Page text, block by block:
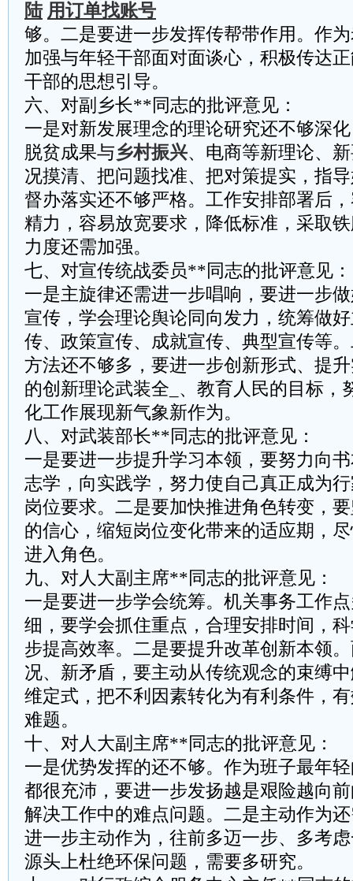
陆 用订单找账号
够。二是要进一步发挥传帮带作用。作
加强与年轻干部面对面谈心，积极传达
干部的思想引导。
六、对副乡长**同志的批评意见：
一是对新发展理念的理论研究还不够深
脱贫成果与乡村振兴、电商等新理论、
况摸清、把问题找准、把对策提实，指
督办落实还不够严格。工作安排部署后
精力，容易放宽要求，降低标准，采取
力度还需加强。
七、对宣传统战委员**同志的批评意见：
一是主旋律还需进一步唱响，要进一步
宣传，学会理论舆论同向发力，统筹做
传、政策宣传、成就宣传、典型宣传等
方法还不够多，要进一步创新形式、提
的创新理论武装全_、教育人民的目标，
化工作展现新气象新作为。
八、对武装部长**同志的批评意见：
一是要进一步提升学习本领，要努力向
志学，向实践学，努力使自己真正成为
岗位要求。二是要加快推进角色转变，
的信心，缩短岗位变化带来的适应期，
进入角色。
九、对人大副主席**同志的批评意见：
一是要进一步学会统筹。机关事务工作
细，要学会抓住重点，合理安排时间，
步提高效率。二是要提升改革创新本领
况、新矛盾，要主动从传统观念的束缚
维定式，把不利因素转化为有利条件，
难题。
十、对人大副主席**同志的批评意见：
一是优势发挥的还不够。作为班子最年
都很充沛，要进一步发扬越是艰险越向
解决工作中的难点问题。二是主动作为
进一步主动作为，往前多迈一步、多考
源头上杜绝环保问题，需要多研究。